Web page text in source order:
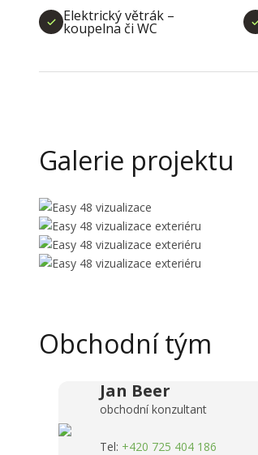
Elektrický větrák –
koupelna či WC
Galerie projektu
Obchodní tým
Jan Beer
obchodní konzultant
Tel: +420 725 404 186